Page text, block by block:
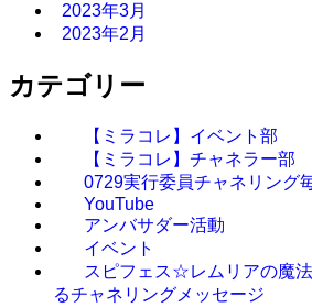
2023年3月
2023年2月
カテゴリー
【ミラコレ】イベント部
【ミラコレ】チャネラー部
0729実行委員チャネリング
YouTube
アンバサダー活動
イベント
スピフェス☆レムリアの魔
るチャネリングメッセージ